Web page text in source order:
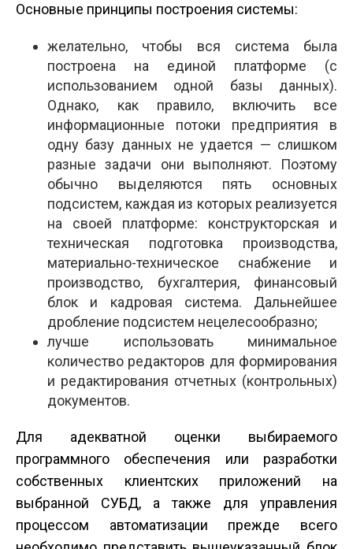
Основные принципы построения системы:
желательно, чтобы вся система была
построена на единой платформе (с
использованием одной базы данных).
Однако, как правило, включить все
информационные потоки предприятия в
одну базу данных не удается — слишком
разные задачи они выполняют. Поэтому
обычно выделяются пять основных
подсистем, каждая из которых реализуется
на своей платформе: конструкторская и
техническая подготовка производства,
материально-техническое снабжение и
производство, бухгалтерия, финансовый
блок и кадровая система. Дальнейшее
дробление подсистем нецелесообразно;
лучше использовать минимальное
количество редакторов для формирования
и редактирования отчетных (контрольных)
документов.
Для адекватной оценки выбираемого
программного обеспечения или разработки
собственных клиентских приложений на
выбранной СУБД, а также для управления
процессом автоматизации прежде всего